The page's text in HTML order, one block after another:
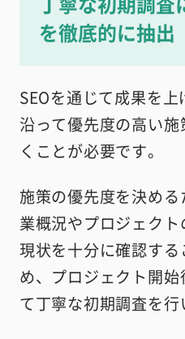
を徹底的に抽出
SEOを通じて成果を
沿って優先度の高い
くことが必要です。
施策の優先度を決め
業概況やプロジェク
現状を十分に確認す
め、プロジェクト開
て丁寧な初期調査を行